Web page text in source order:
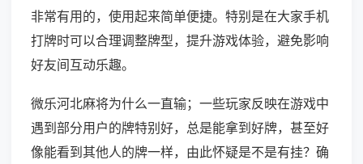
非常有用的，使用起来简单便捷。特别是在大家手机
打牌时可以合理调整牌型，提升游戏体验，避免影响
好友间互动乐趣。
微乐河北麻将为什么一直输；一些玩家反映在游戏中
遇到部分用户的牌特别好，总是能拿到好牌，甚至好
像能看到其他人的牌一样，由此怀疑是不是有挂？确